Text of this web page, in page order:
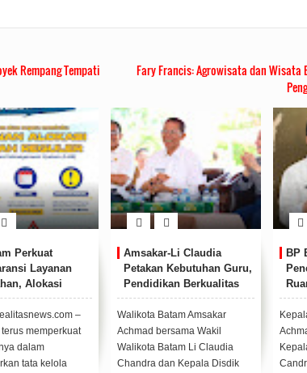
Rempang Tempati
Fary Francis: Agrowisata dan Wisata
Perkuat
Layanan
Alokasi
Segera
LMS
–
terus memperkuat
dalam
tata kelola
Amsakar-Li Claudia
Petakan Kebutuhan Guru,
Pendidikan Berkualitas
Jadi Prioritas Batam
Walikota Batam Amsakar
Achmad bersama Wakil
Walikota Batam Li Claudia
Chandra dan Kepala Disdik
BP
Pohon dan
Jalan
Safari Ramadhan Walikota Ajang
Silahturahmi Dan Komunikasi
Dengan Masyarakat
2019/05/14 0 Comments
Ketua DPRD Tanjungpinang
Memimpin Rapat Paripurna
Pengesahan Ranperda Perubahan
APBD TA 2022 Menjadi Perda
2022/09/24 0 Comments